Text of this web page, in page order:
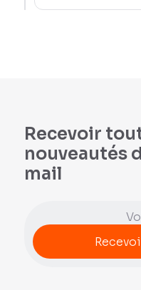
Recevoir
nouveautés
mail